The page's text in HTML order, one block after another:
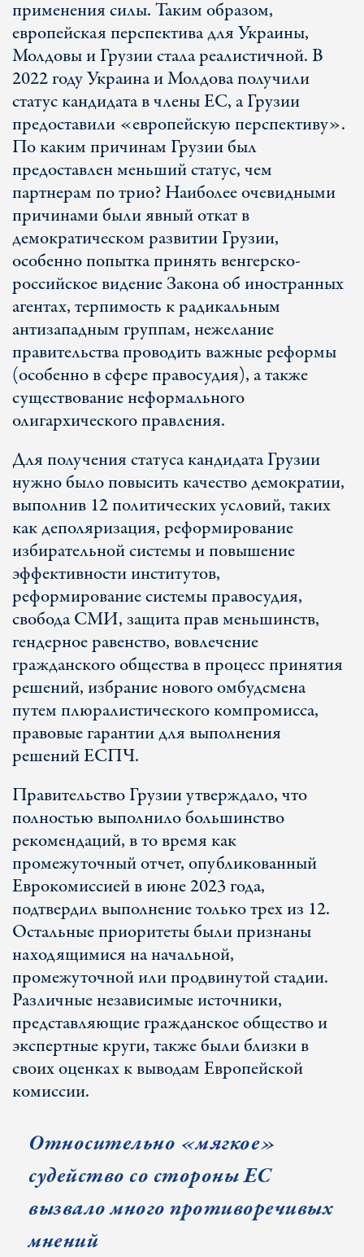
применения силы. Таким образом,
европейская перспектива для Украины,
Молдовы и Грузии стала реалистичной. В
2022 году Украина и Молдова получили
статус кандидата в члены ЕС, а Грузии
предоставили «европейскую перспективу».
По каким причинам Грузии был
предоставлен меньший статус, чем
партнерам по трио? Наиболее очевидными
причинами были явный откат в
демократическом развитии Грузии,
особенно попытка принять венгерско-
российское видение Закона об иностранных
агентах, терпимость к радикальным
антизападным группам, нежелание
правительства проводить важные реформы
(особенно в сфере правосудия), а также
существование неформального
олигархического правления.
Для получения статуса кандидата Грузии
нужно было повысить качество демократии,
выполнив 12 политических условий, таких
как деполяризация, реформирование
избирательной системы и повышение
эффективности институтов,
реформирование системы правосудия,
свобода СМИ, защита прав меньшинств,
гендерное равенство, вовлечение
гражданского общества в процесс принятия
решений, избрание нового омбудсмена
путем плюралистического компромисса,
правовые гарантии для выполнения
решений ЕСПЧ.
Правительство Грузии утверждало, что
полностью выполнило большинство
рекомендаций, в то время как
промежуточный отчет, опубликованный
Еврокомиссией в июне 2023 года,
подтвердил выполнение только трех из 12.
Остальные приоритеты были признаны
находящимися на начальной,
промежуточной или продвинутой стадии.
Различные независимые источники,
представляющие гражданское общество и
экспертные круги, также были близки в
своих оценках к выводам Европейской
комиссии.
Относительно «мягкое»
судейство со стороны ЕС
вызвало много противоречивых
мнений